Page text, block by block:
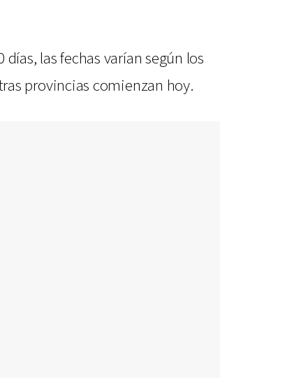
las fechas varían según los
provincias comienzan hoy.